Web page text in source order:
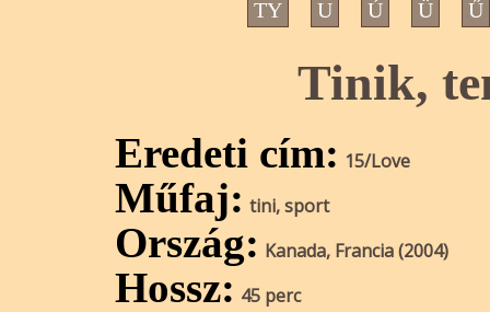
TY U Ú Ü Ű
Tinik,
Eredeti cím: 15/Love
Műfaj: tini, sport
Ország: Kanada, Francia (2004)
Hossz: 45 perc